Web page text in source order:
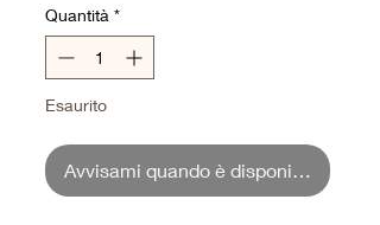
Quantità *
Esaurito
Avvisami quando è disponibile